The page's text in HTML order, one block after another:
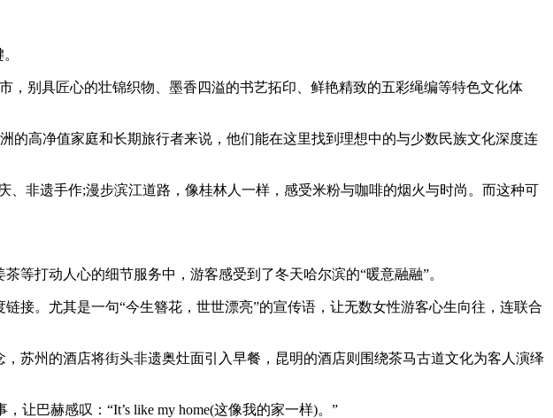
别具匠心的壮锦织物、墨香四溢的书艺拓印、鲜艳精致的五彩绳编等特色文化体
高净值家庭和长期旅行者来说，他们能在这里找到理想中的与少数民族文化深度连
非遗手作;漫步滨江道路，像桂林人一样，感受米粉与咖啡的烟火与时尚。而这种可
打动人心的细节服务中，游客感受到了冬天哈尔滨的“暖意融融”。
。尤其是一句“今生簪花，世世漂亮”的宣传语，让无数女性游客心生向往，连联合
州的酒店将街头非遗奥灶面引入早餐，昆明的酒店则围绕茶马古道文化为客人演绎
巴赫感叹：“It’s like my home(这像我的家一样)。”